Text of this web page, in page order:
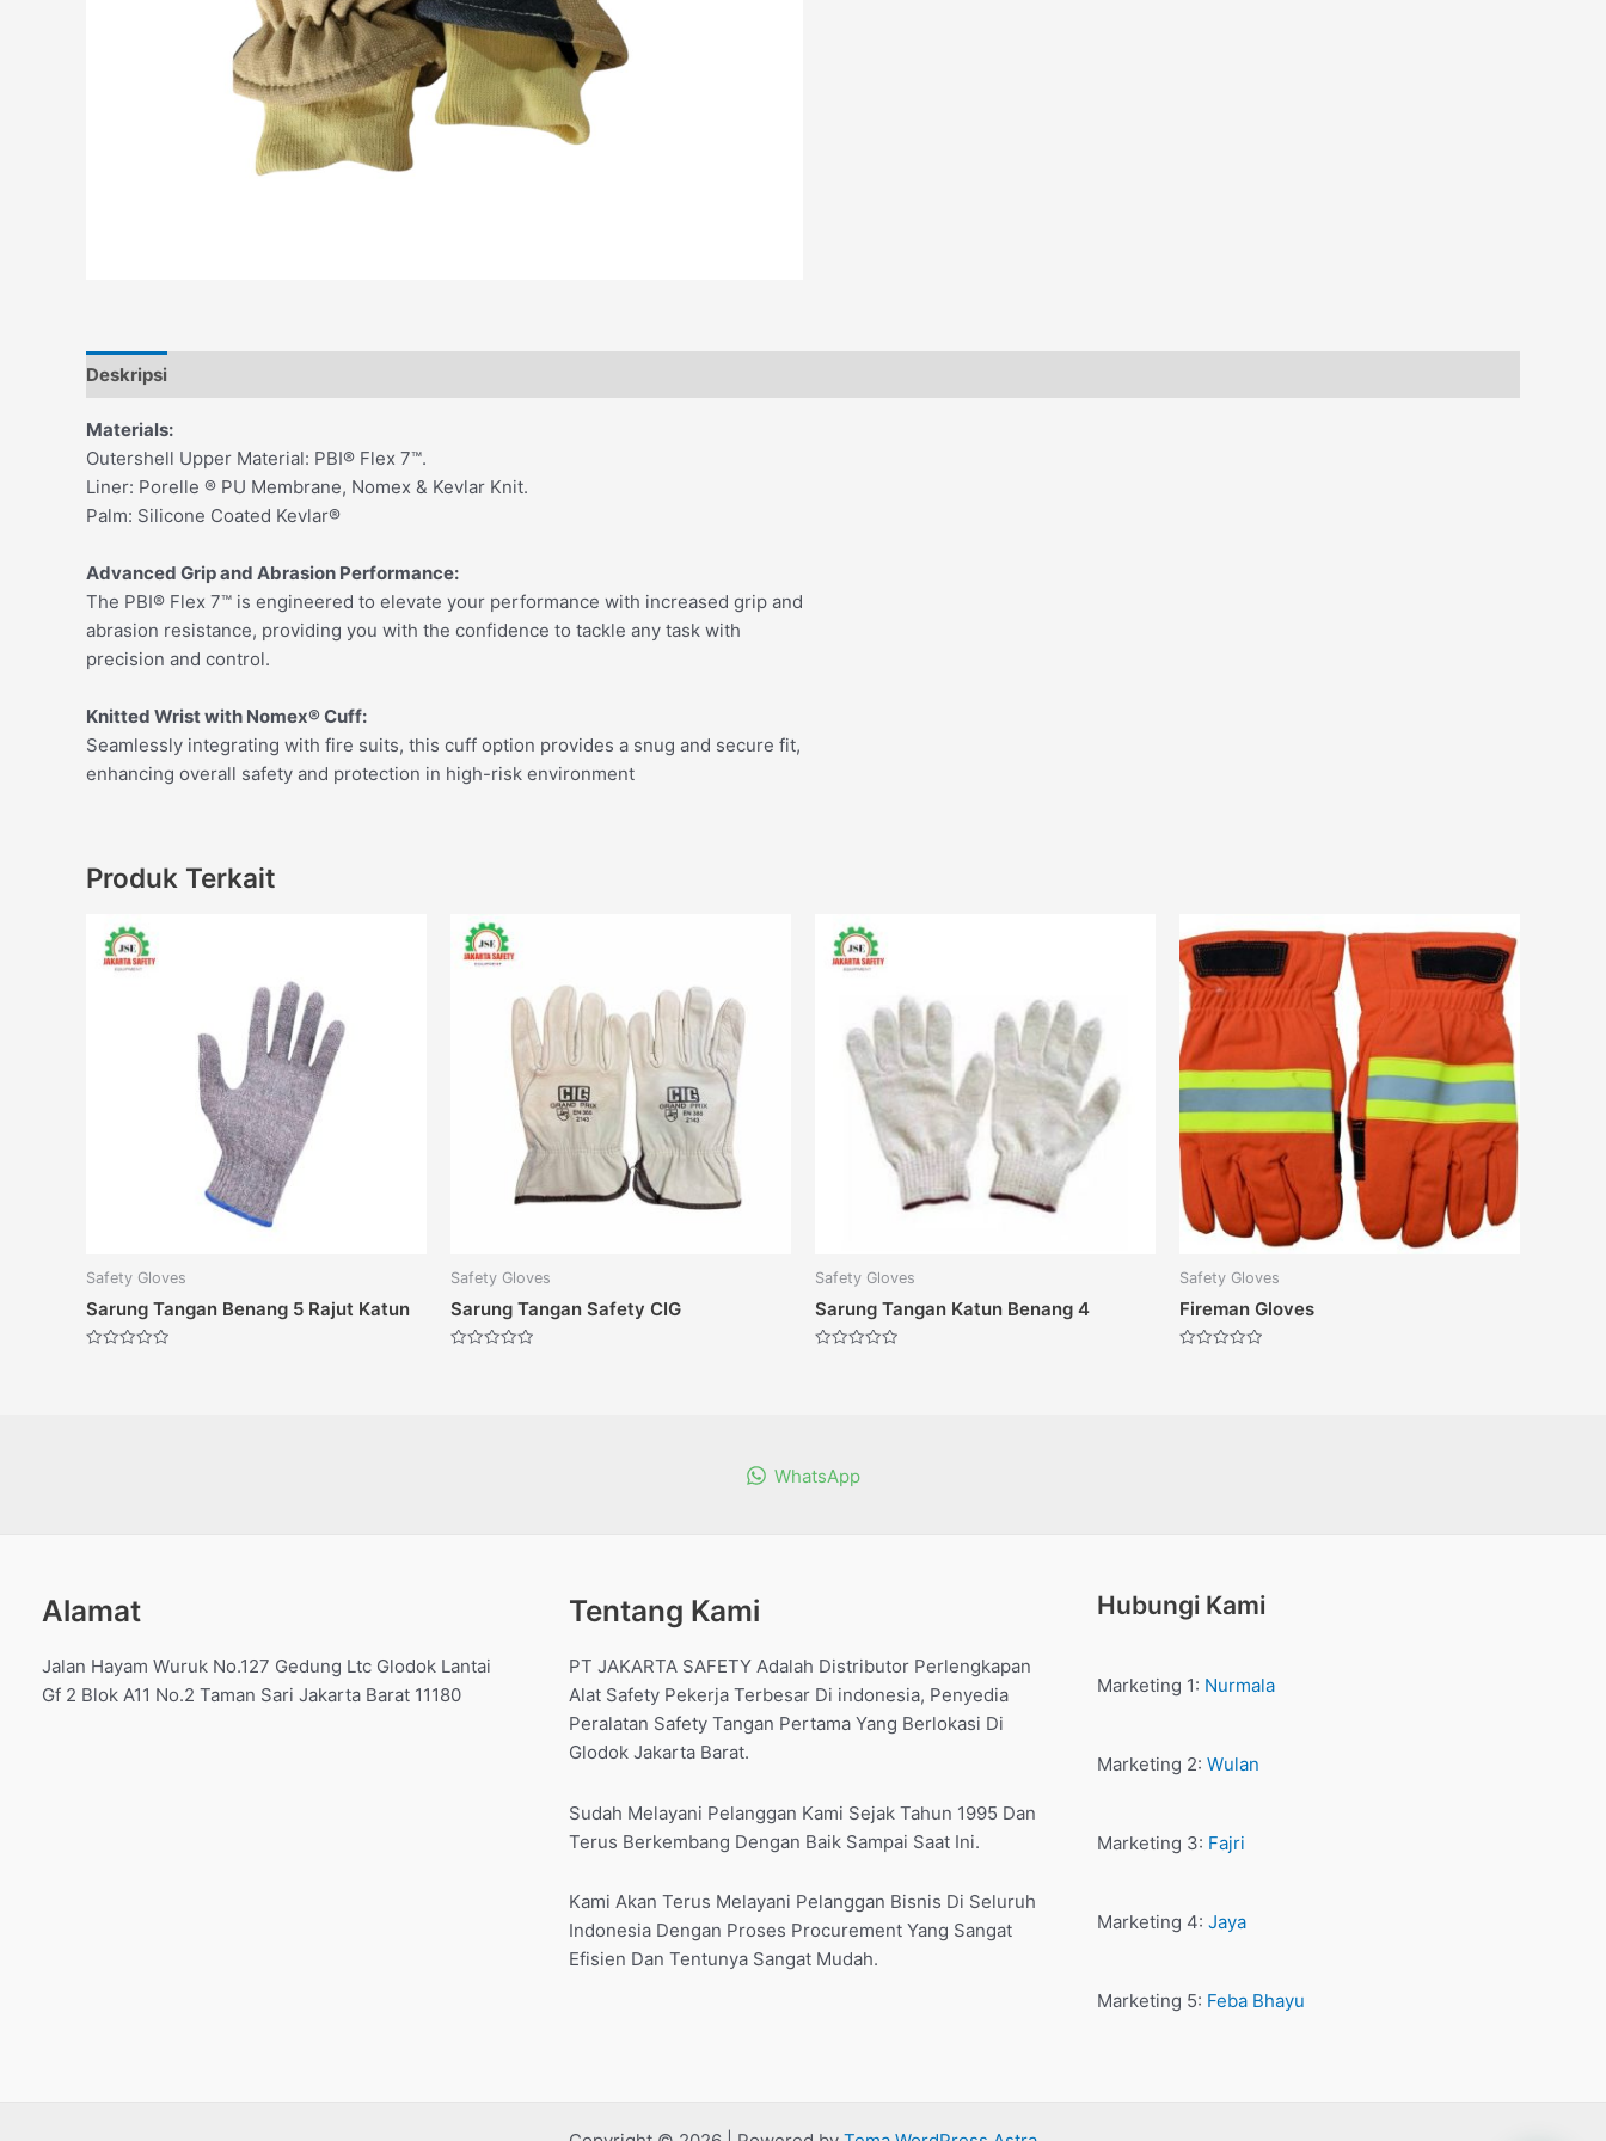
Deskripsi
Materials:
Outershell Upper Material: PBI® Flex 7™.
Liner: Porelle ® PU Membrane, Nomex & Kevlar Knit.
Palm: Silicone Coated Kevlar®
Advanced Grip and Abrasion Performance:
The PBI® Flex 7™ is engineered to elevate your performance with increased grip and
abrasion resistance, providing you with the confidence to tackle any task with
precision and control.
Knitted Wrist with Nomex® Cuff:
Seamlessly integrating with fire suits, this cuff option provides a snug and secure fit,
enhancing overall safety and protection in high-risk environment
Produk Terkait
Safety Gloves
Sarung Tangan Benang 5 Rajut Katun
Safety Gloves
Sarung Tangan Safety CIG
Safety Gloves
Sarung Tangan Katun Benang 4
Safety Gloves
Fireman Gloves
WhatsApp
Alamat
Jalan Hayam Wuruk No.127 Gedung Ltc Glodok Lantai
Gf 2 Blok A11 No.2 Taman Sari Jakarta Barat 11180
Tentang Kami
PT JAKARTA SAFETY Adalah Distributor Perlengkapan
Alat Safety Pekerja Terbesar Di indonesia, Penyedia
Peralatan Safety Tangan Pertama Yang Berlokasi Di
Glodok Jakarta Barat.
Sudah Melayani Pelanggan Kami Sejak Tahun 1995 Dan
Terus Berkembang Dengan Baik Sampai Saat Ini.
Kami Akan Terus Melayani Pelanggan Bisnis Di Seluruh
Indonesia Dengan Proses Procurement Yang Sangat
Efisien Dan Tentunya Sangat Mudah.
Hubungi Kami
Marketing 1: Nurmala
Marketing 2: Wulan
Marketing 3: Fajri
Marketing 4: Jaya
Marketing 5: Feba Bhayu